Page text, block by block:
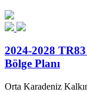
2024-2028
Bölge Planı
Orta Karadeniz